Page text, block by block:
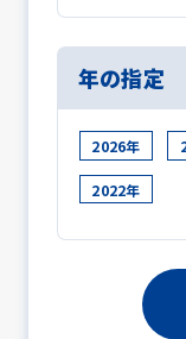
年の指定
2026年
2022年